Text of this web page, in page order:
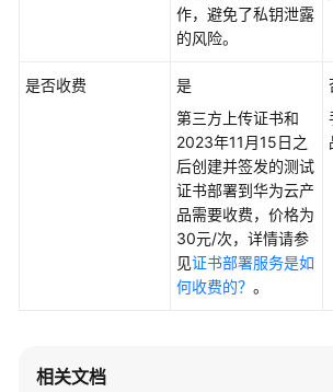
指
最
作，避免了私钥泄露
的风险。
是否收费
是
第三方上传证书和
2023年11月15日之
后创建并签发的测试
证书部署到华为云产
品需要收费，价格为
30元/次，详情请参
见证书部署服务是如
何收费的？ 。
相关文档